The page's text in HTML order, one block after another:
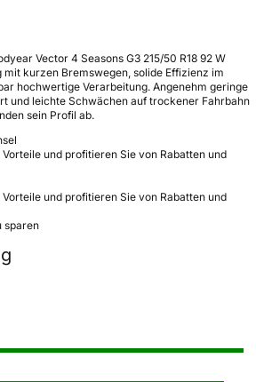
Vector 4 Seasons G3 215/50 R18 92 W
mit kurzen Bremswegen, solide Effizienz im
hochwertige Verarbeitung. Angenehm geringe
und leichte Schwächen auf trockener Fahrbahn
sein Profil ab.
und profitieren Sie von Rabatten und
und profitieren Sie von Rabatten und
sparen